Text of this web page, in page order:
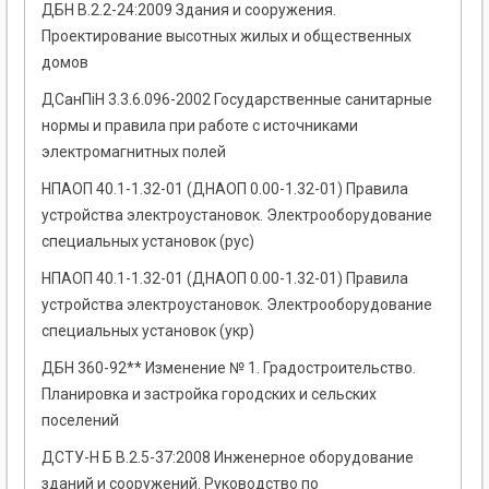
ДБН В.2.2-24:2009 Здания и сооружения.
Проектирование высотных жилых и общественных
домов
ДСанПіН 3.3.6.096-2002 Государственные санитарные
нормы и правила при работе с источниками
электромагнитных полей
НПАОП 40.1-1.32-01 (ДНАОП 0.00-1.32-01) Правила
устройства электроустановок. Электрооборудование
специальных установок (рус)
НПАОП 40.1-1.32-01 (ДНАОП 0.00-1.32-01) Правила
устройства электроустановок. Электрооборудование
специальных установок (укр)
ДБН 360-92** Изменение № 1. Градостроительство.
Планировка и застройка городских и сельских
поселений
ДСТУ-Н Б В.2.5-37:2008 Инженерное оборудование
зданий и сооружений. Руководство по